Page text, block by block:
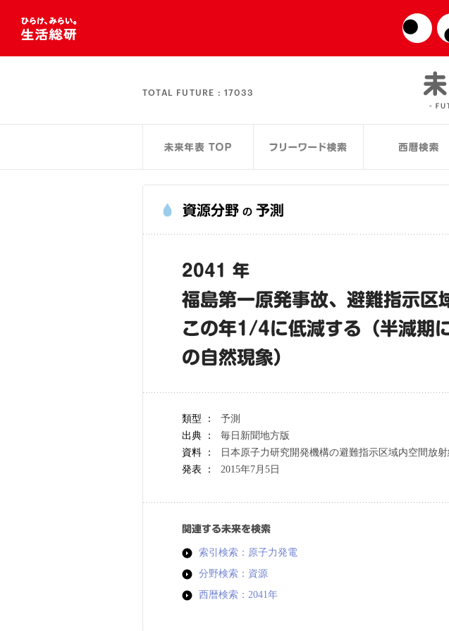
TOTAL FUTURE : 17033
資源分野 の 予測
2041 年
福島第一原発事故、避難指示
この年1/4に低減する（半減期
の自然現象）
類型 ：
予測
出典 ：
毎日新聞地方版
資料 ：
日本原子力研究開発機構の避難指示区域内空間放射
発表 ：
2015年7月5日
関連する未来を検索
索引検索：原子力発電
分野検索：資源
西暦検索：2041年